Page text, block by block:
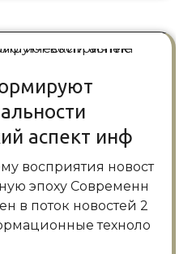
аспект инф
эпоху Современн
в поток новостей 2
техноло